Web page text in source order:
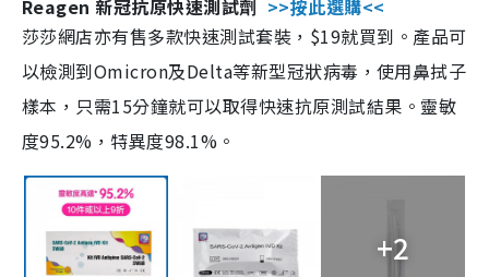
Reagen 新冠抗原快速測試劑 >>按此選購<<
莎莎網店亦有售多款快速測試套裝，$19就買到。產品可
以檢測到Omicron及Delta等新型冠狀病毒，使用鼻拭子
樣本，只需15分鐘就可以取得快速抗原測試結果。靈敏
度95.2%，特異度98.1%。
+2